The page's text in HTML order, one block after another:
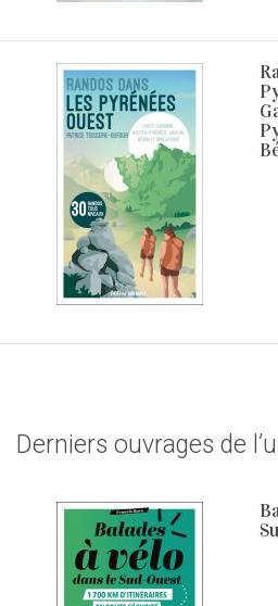
Derniers ouvrages de